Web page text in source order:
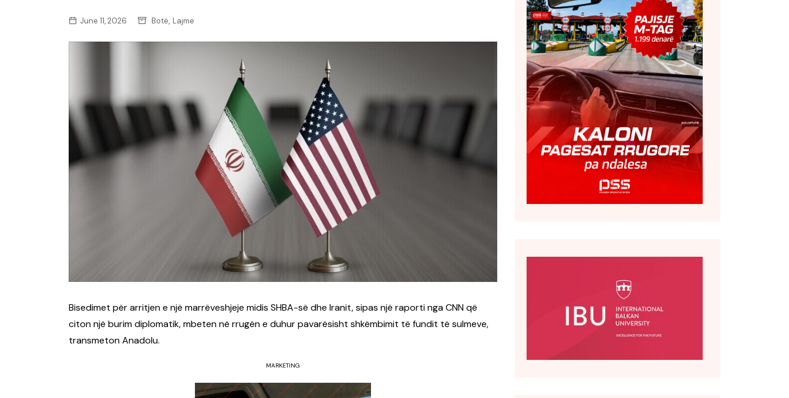
June 11, 2026 Botë, Lajme
Bisedimet për arritjen e një marrëveshjeje midis SHBA-së dhe Iranit, sipas një raporti nga CNN që
citon një burim diplomatik, mbeten në rrugën e duhur pavarësisht shkëmbimit të fundit të sulmeve,
transmeton Anadolu.
MARKETING